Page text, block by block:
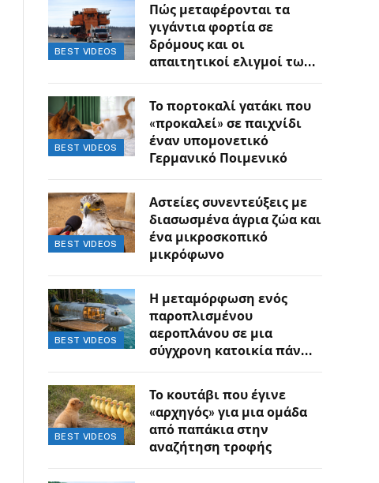
BEST VIDEOS
Πώς μεταφέρονται τα
γιγάντια φορτία σε
δρόμους και οι
απαιτητικοί ελιγμοί των
BEST VIDEOS
Το πορτοκαλί γατάκι που
«προκαλεί» σε παιχνίδι
έναν υπομονετικό
Γερμανικό Ποιμενικό
BEST VIDEOS
Αστείες συνεντεύξεις με
διασωσμένα άγρια ζώα και
ένα μικροσκοπικό
μικρόφωνο
BEST VIDEOS
Η μεταμόρφωση ενός
παροπλισμένου
αεροπλάνου σε μια
σύγχρονη κατοικία πάνω
BEST VIDEOS
Το κουτάβι που έγινε
«αρχηγός» για μια ομάδα
από παπάκια στην
αναζήτηση τροφής